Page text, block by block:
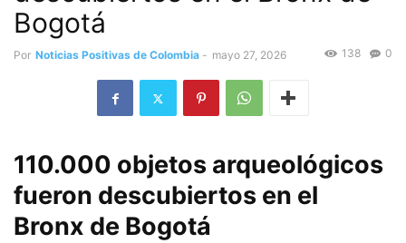
Bogotá
Por Noticias Positivas de Colombia - mayo 27, 2026 0
138
110.000 objetos arqueológicos
fueron descubiertos en el
Bronx de Bogotá